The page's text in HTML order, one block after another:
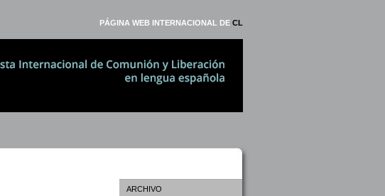
PÁGINA WEB INTERNACIONAL DE CL
ARCHIVO